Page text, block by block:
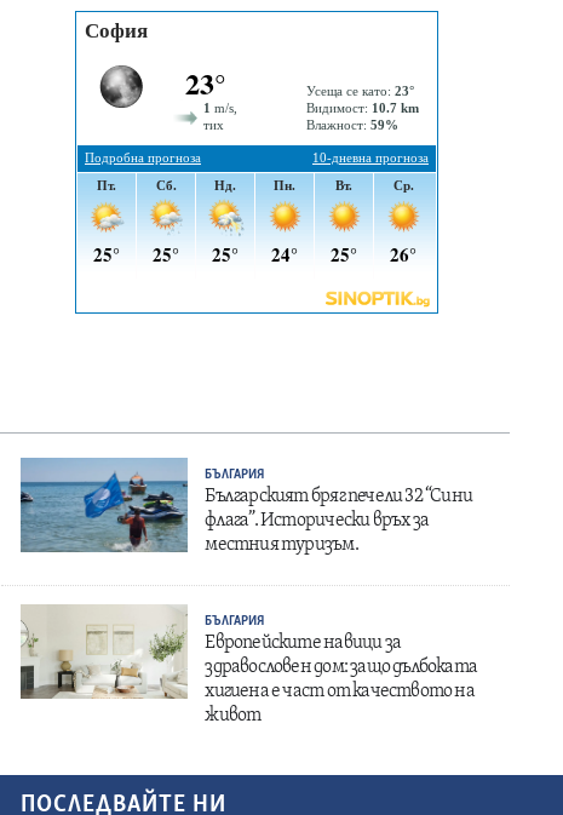
БЪЛГАРИЯ
Българският бряг печели 32 “Сини
флага”. Исторически връх за
местния туризъм.
БЪЛГАРИЯ
Европейските навици за
здравословен дом: защо дълбоката
хигиена е част от качеството на
живот
ПОСЛЕДВАЙТЕ НИ